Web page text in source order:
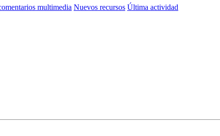
multimedia Nuevos recursos Última actividad